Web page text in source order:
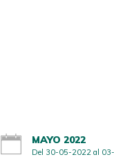
MAYO 2022
Del 30-05-2022 al